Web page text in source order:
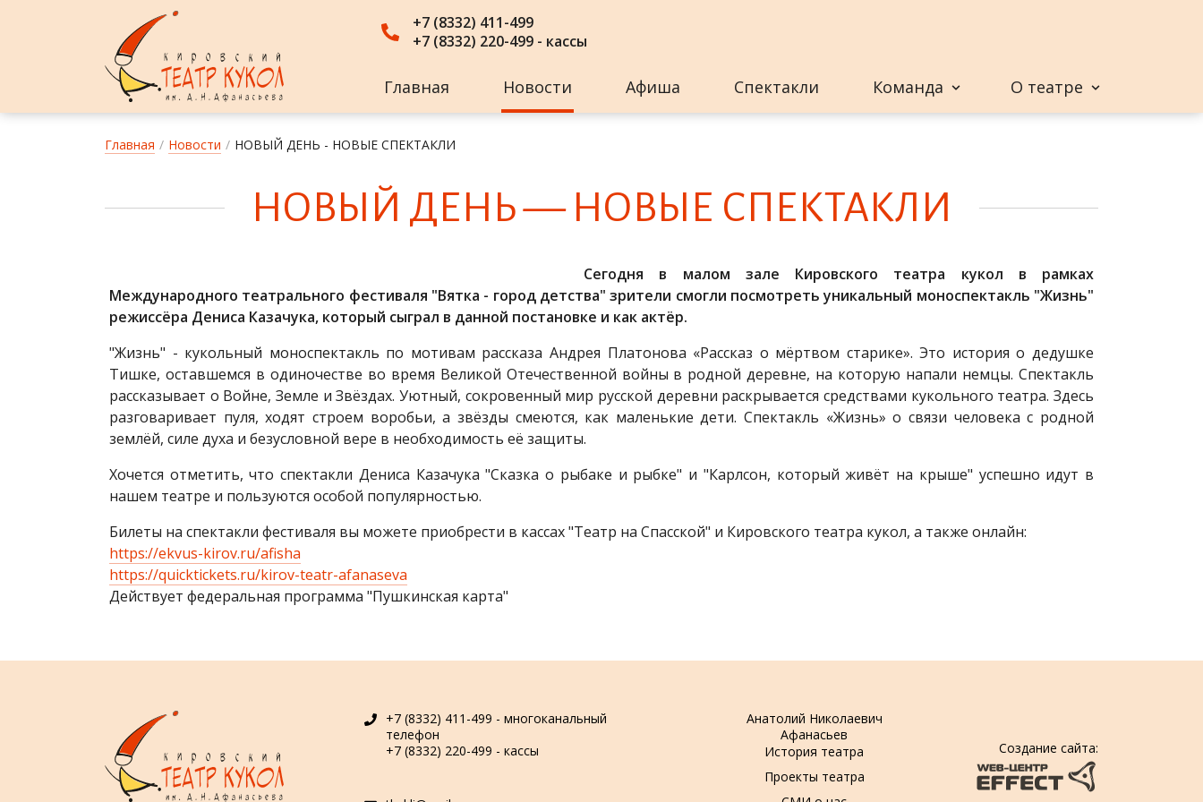
+7 (8332) 411-499
+7 (8332) 220-499 - кассы
Главная Новости Афиша Спектакли Команда О театре
Главная / Новости / НОВЫЙ ДЕНЬ - НОВЫЕ СПЕКТАКЛИ
НО­ВЫЙ ДЕНЬ — НО­ВЫЕ СПЕК­ТАКЛИ
Сегодня в малом зале Кировского театра кукол в рамках
Международного театрального фестиваля "Вятка - город детства" зрители смогли посмотреть уникальный моноспектакль "Жизнь"
режиссёра Дениса Казачука, который сыграл в данной постановке и как актёр.
"Жизнь" - кукольный моноспектакль по мотивам рассказа Андрея Платонова «Рассказ о мёртвом старике». Это история о дедушке
Тишке, оставшемся в одиночестве во время Великой Отечественной войны в родной деревне, на которую напали немцы. Спектакль
рассказывает о Войне, Земле и Звёздах. Уютный, сокровенный мир русской деревни раскрывается средствами кукольного театра. Здесь
разговаривает пуля, ходят строем воробьи, а звёзды смеются, как маленькие дети. Спектакль «Жизнь» о связи человека с родной
землёй, силе духа и безусловной вере в необходимость её защиты.
Хочется отметить, что спектакли Дениса Казачука "Сказка о рыбаке и рыбке" и "Карлсон, который живёт на крыше" успешно идут в
нашем театре и пользуются особой популярностью.
Билеты на спектакли фестиваля вы можете приобрести в кассах "Театр на Спасской" и Кировского театра кукол, а также онлайн:
https://ekvus-kirov.ru/afisha
https://quicktickets.ru/kirov-teatr-afanaseva
Действует федеральная программа "Пушкинская карта"
+7 (8332) 411-499 - многоканальный
телефон
+7 (8332) 220-499 - кассы
Анатолий Николаевич
Афанасьев
История театра
Проекты театра
Создание сайта: